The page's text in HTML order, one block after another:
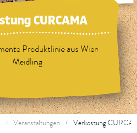
CURCAMA
Produktlinie aus Wien
Meidling
Veranstaltungen Verkostung